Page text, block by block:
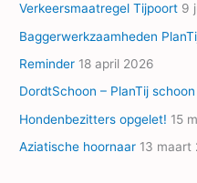
r
e
s
s
Verkeersmaatregel Tijpoort 9
Baggerwerkzaamheden
Reminder 18 april 2026
DordtSchoon – PlanTij schoon
Hondenbezitters opgelet! 15
Aziatische hoornaar 13 maart